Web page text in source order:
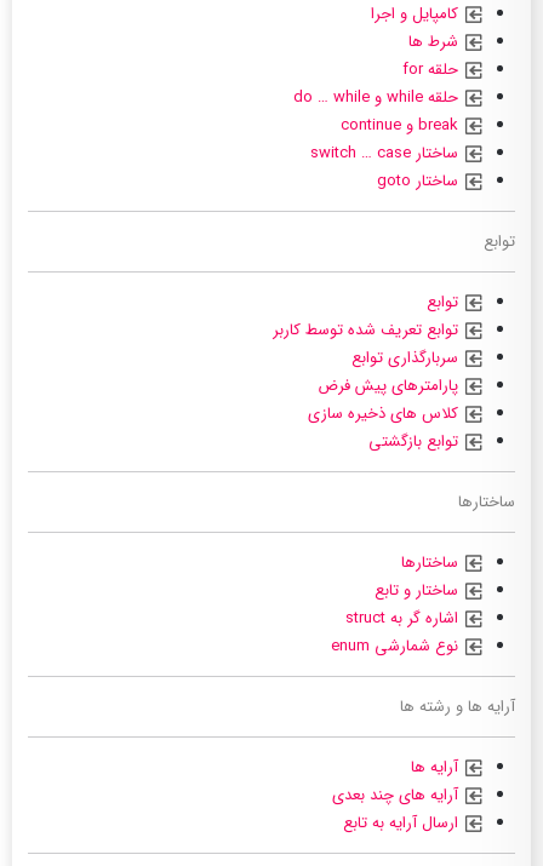
کامپایل و اجرا
شرط ها
حلقه for
حلقه while و do … while
break و continue
ساختار switch … case
ساختار goto
توابع
توابع
توابع تعریف شده توسط کاربر
سربارگذاری توابع
پارامترهای پیش فرض
کلاس های ذخیره سازی
توابع بازگشتی
ساختارها
ساختارها
ساختار و تابع
اشاره گر به struct
نوع شمارشی enum
آرایه ها و رشته ها
آرایه ها
آرایه های چند بعدی
ارسال آرایه به تابع